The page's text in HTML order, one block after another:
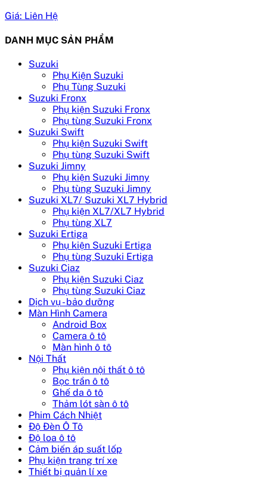
Giá: Liên Hệ
DANH MỤC SẢN PHẨM
Suzuki
Phụ Kiện Suzuki
Phụ Tùng Suzuki
Suzuki Fronx
Phụ kiện Suzuki Fronx
Phụ tùng Suzuki Fronx
Suzuki Swift
Phụ kiện Suzuki Swift
Phụ tùng Suzuki Swift
Suzuki Jimny
Phụ kiện Suzuki Jimny
Phụ tùng Suzuki Jimny
Suzuki XL7/ Suzuki XL7 Hybrid
Phụ kiện XL7/XL7 Hybrid
Phụ tùng XL7
Suzuki Ertiga
Phụ kiện Suzuki Ertiga
Phụ tùng Suzuki Ertiga
Suzuki Ciaz
Phụ kiện Suzuki Ciaz
Phụ tùng Suzuki Ciaz
Dịch vụ - bảo dưỡng
Màn Hình Camera
Android Box
Camera ô tô
Màn hình ô tô
Nội Thất
Phụ kiện nội thất ô tô
Bọc trần ô tô
Ghế da ô tô
Thảm lót sàn ô tô
Phim Cách Nhiệt
Độ Đèn Ô Tô
Độ loa ô tô
Cảm biến áp suất lốp
Phụ kiện trang trí xe
Thiết bị quản lí xe